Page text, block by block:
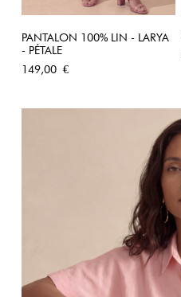
PANTALON 100% LIN - LARYA
- PÉTALE
Prix
149,00 €